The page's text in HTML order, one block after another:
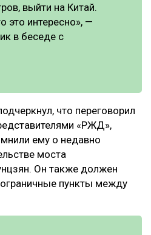
выйти на Китай.
это интересно», —
в беседе с
что переговорил
«РЖД»,
ему о недавно
моста
Он также должен
пункты между